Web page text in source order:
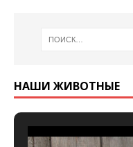
НАШИ ЖИВОТНЫЕ